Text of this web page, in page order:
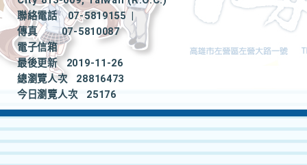
聯絡電話
07-5819155
|
傳真
07-5810087
電子信箱
最後更新
2019-11-26
總瀏覽人次
28816473
今日瀏覽人次
25176